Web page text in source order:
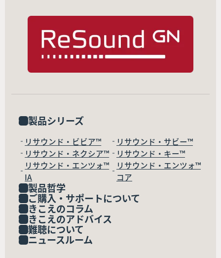
製品シリーズ
リサウンド・ビビア™
リサウンド・サビー™
リサウンド・ネクシア™
リサウンド・キー™
リサウンド・エンツォ™
IA
リサウンド・エンツォ™
コア
製品哲学
ご購入・サポートについて
きこえのコラム
きこえのアドバイス
難聴について
ニュースルーム